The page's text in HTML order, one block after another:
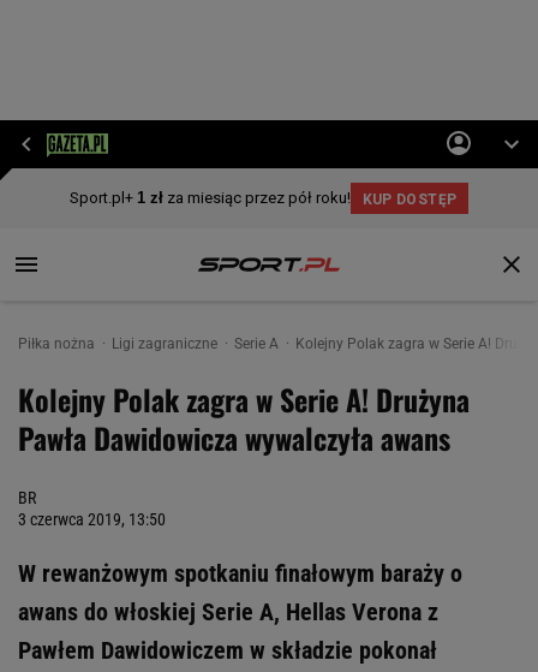
Piłka nożna Ligi zagraniczne Serie A Kolejny Polak zagra w Serie A!
Kolejny Polak zagra w Serie A! Drużyna
Pawła Dawidowicza wywalczyła awans
BR
3 czerwca 2019, 13:50
W rewanżowym spotkaniu finałowym baraży o
awans do włoskiej Serie A, Hellas Verona z
Pawłem Dawidowiczem w składzie pokonał